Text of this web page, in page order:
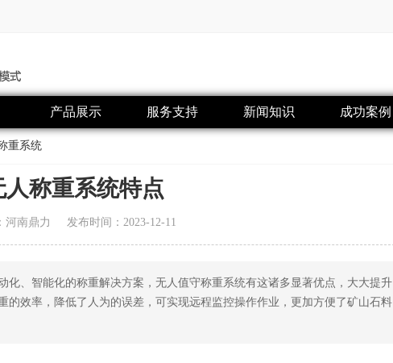
产品展示 服务支持 新闻知识 成功案例
重系统
人称重系统特点
河南鼎力 发布时间：2023-12-11
化、智能化的称重解决方案，无人值守称重系统有这诸多显著优点，大大提升
的效率，降低了人为的误差，可实现远程监控操作作业，更加方便了矿山石料